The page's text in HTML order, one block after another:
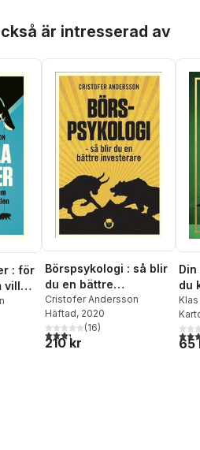
är intresserad av
: för
vill
Börspsykologi : så blir
du en bättre
investerare
Cristofer Andersson
Häftad, 2020
3,3utav 5 stjärnor. Totalt antal
(16)
210 kr
du
3,3
65